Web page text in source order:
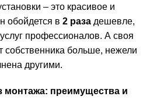
– это красивое и
обойдется в 2 раза дешевле,
профессионалов. А своя
собственника больше, нежели
другими.
монтажа: преимущества и